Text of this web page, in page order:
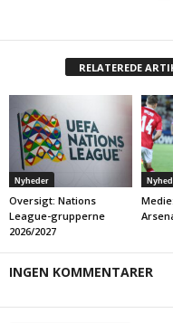
RELATEREDE
Nyheder
Oversigt: Nations
League-grupperne
2026/2027
INGEN KOMMENTARER